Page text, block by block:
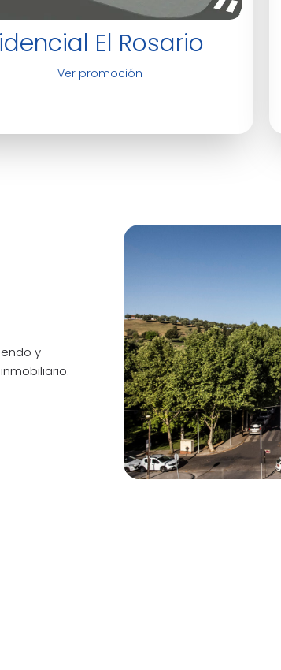
El Rosario
Ver promoción
y